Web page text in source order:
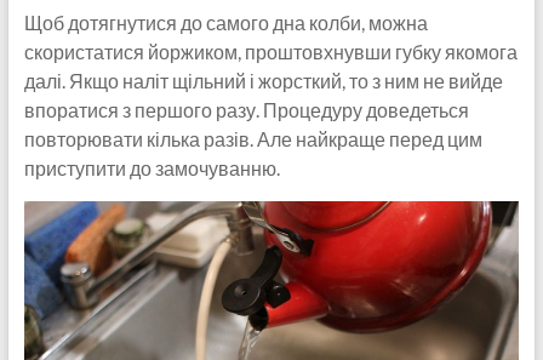
Щоб дотягнутися до самого дна колби, можна
скористатися йоржиком, проштовхнувши губку якомога
далі. Якщо наліт щільний і жорсткий, то з ним не вийде
впоратися з першого разу. Процедуру доведеться
повторювати кілька разів. Але найкраще перед цим
приступити до замочуванню.